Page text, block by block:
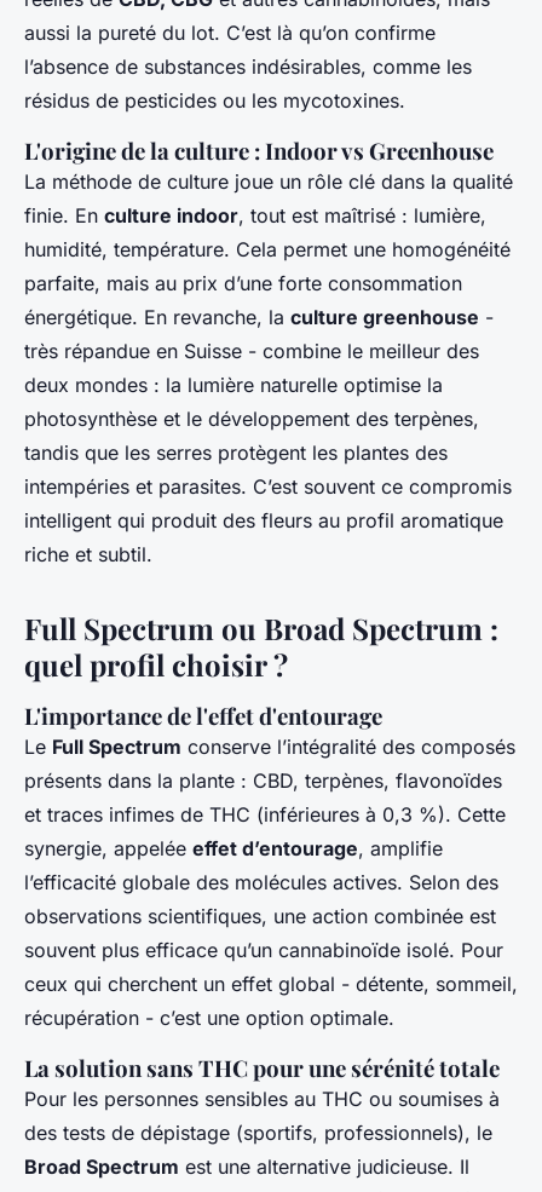
aussi la pureté du lot. C’est là qu’on confirme
l’absence de substances indésirables, comme les
résidus de pesticides ou les mycotoxines.
L'origine de la culture : Indoor vs Greenhouse
La méthode de culture joue un rôle clé dans la qualité
finie. En culture indoor, tout est maîtrisé : lumière,
humidité, température. Cela permet une homogénéité
parfaite, mais au prix d’une forte consommation
énergétique. En revanche, la culture greenhouse -
très répandue en Suisse - combine le meilleur des
deux mondes : la lumière naturelle optimise la
photosynthèse et le développement des terpènes,
tandis que les serres protègent les plantes des
intempéries et parasites. C’est souvent ce compromis
intelligent qui produit des fleurs au profil aromatique
riche et subtil.
Full Spectrum ou Broad Spectrum :
quel profil choisir ?
L'importance de l'effet d'entourage
Le Full Spectrum conserve l’intégralité des composés
présents dans la plante : CBD, terpènes, flavonoïdes
et traces infimes de THC (inférieures à 0,3 %). Cette
synergie, appelée effet d’entourage, amplifie
l’efficacité globale des molécules actives. Selon des
observations scientifiques, une action combinée est
souvent plus efficace qu’un cannabinoïde isolé. Pour
ceux qui cherchent un effet global - détente, sommeil,
récupération - c’est une option optimale.
La solution sans THC pour une sérénité totale
Pour les personnes sensibles au THC ou soumises à
des tests de dépistage (sportifs, professionnels), le
Broad Spectrum est une alternative judicieuse. Il